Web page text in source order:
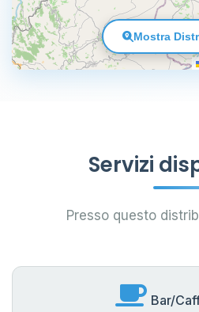
Mostra
Servizi
Presso questo
Bar/